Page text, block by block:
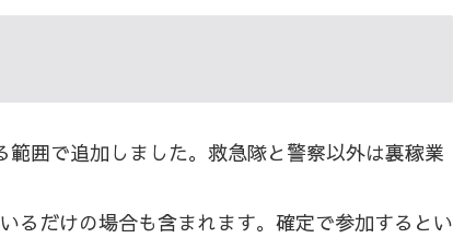
囲で追加しました。救急隊と警察以外は裏稼業
だけの場合も含まれます。確定で参加するとい